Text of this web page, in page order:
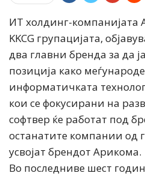
ИТ холдинг-компанијата
KKCG групацијата,
два главни бренда за да
позиција како
информатичката
кои се фокусирани на
софтвер ќе работат под
останатите компании од
усвојат брендот Арикома.
Во последниве шест